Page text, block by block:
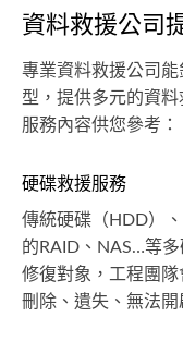
資料救援公司
專業資料救援公司
型，提供多元的資
服務內容供您參考：
硬碟救援服務
傳統硬碟（HDD）
的RAID、NAS…等
修復對象，工程團
刪除、遺失、無法開